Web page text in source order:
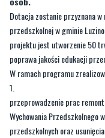
Dotacja zostanie przyznana
przedszkolnej w gminie
projektu jest utworzenie 50
poprawa jakości edukacji
W ramach programu
przeprowadzenie prac
Wychowania Przedszkolnego
przedszkolnych oraz